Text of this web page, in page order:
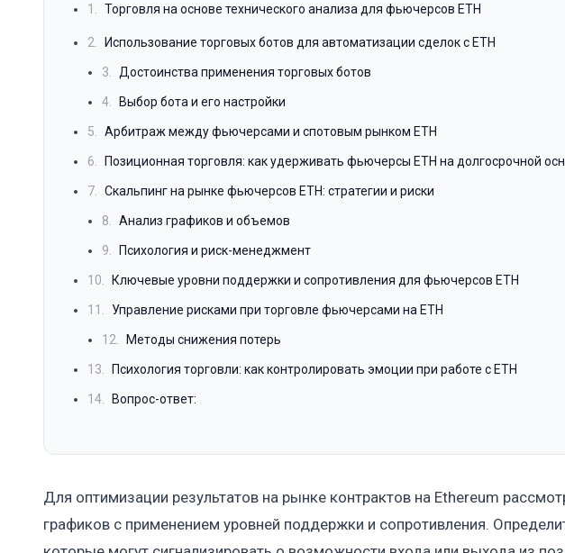
1. Торговля на основе технического анализа для фьючерсов ETH
2. Использование торговых ботов для автоматизации сделок с ETH
3. Достоинства применения торговых ботов
4. Выбор бота и его настройки
5. Арбитраж между фьючерсами и спотовым рынком ETH
6. Позиционная торговля: как удерживать фьючерсы ETH на долгосрочной
7. Скальпинг на рынке фьючерсов ETH: стратегии и риски
8. Анализ графиков и объемов
9. Психология и риск-менеджмент
10. Ключевые уровни поддержки и сопротивления для фьючерсов ETH
11. Управление рисками при торговле фьючерсами на ETH
12. Методы снижения потерь
13. Психология торговли: как контролировать эмоции при работе с ETH
14. Вопрос-ответ:
Для оптимизации результатов на рынке контрактов на Ethereum
графиков с применением уровней поддержки и сопротивления.